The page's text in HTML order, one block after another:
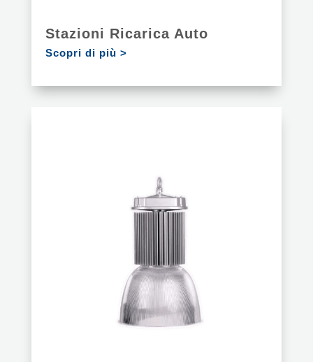
Stazioni Ricarica Auto
Scopri di più >